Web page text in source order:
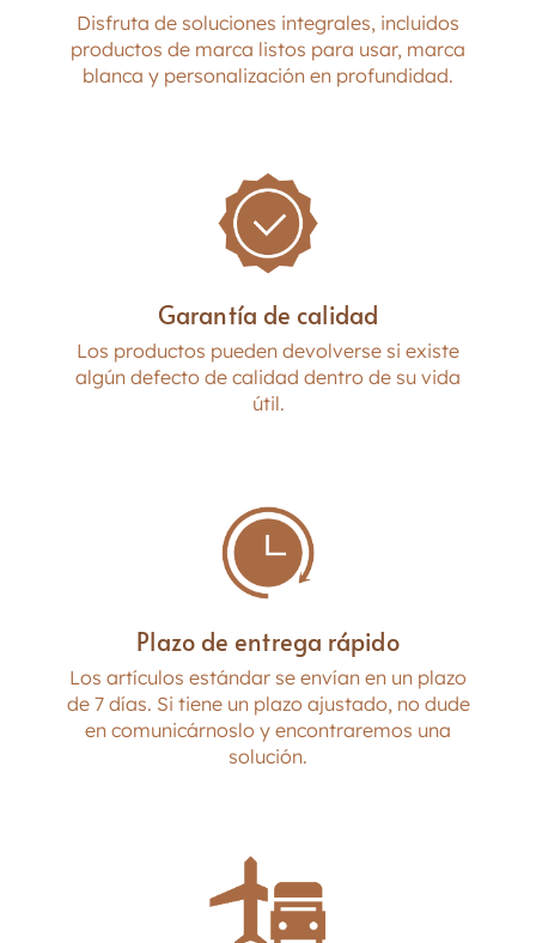
Disfruta de soluciones integrales, incluidos
productos de marca listos para usar, marca
blanca y personalización en profundidad.
Garantía de calidad
Los productos pueden devolverse si existe
algún defecto de calidad dentro de su vida
útil.
Plazo de entrega rápido
Los artículos estándar se envían en un plazo
de 7 días. Si tiene un plazo ajustado, no dude
en comunicárnoslo y encontraremos una
solución.